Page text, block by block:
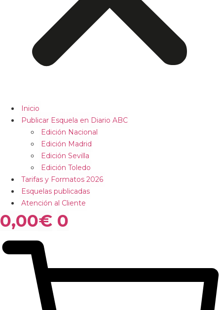
Inicio
Publicar Esquela en Diario ABC
Edición Nacional
Edición Madrid
Edición Sevilla
Edición Toledo
Tarifas y Formatos 2026
Esquelas publicadas
Atención al Cliente
0,00€ 0